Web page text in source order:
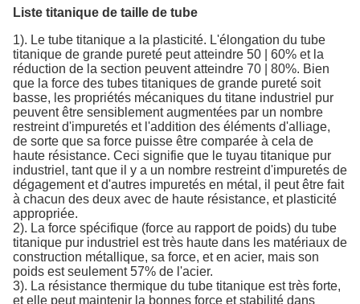
Liste titanique de taille de tube
1). Le tube titanique a la plasticité. L'élongation du tube
titanique de grande pureté peut atteindre 50 | 60% et la
réduction de la section peuvent atteindre 70 | 80%. Bien
que la force des tubes titaniques de grande pureté soit
basse, les propriétés mécaniques du titane industriel pur
peuvent être sensiblement augmentées par un nombre
restreint d'impuretés et l'addition des éléments d'alliage,
de sorte que sa force puisse être comparée à cela de
haute résistance. Ceci signifie que le tuyau titanique pur
industriel, tant que il y a un nombre restreint d'impuretés de
dégagement et d'autres impuretés en métal, il peut être fait
à chacun des deux avec de haute résistance, et plasticité
appropriée.
2). La force spécifique (force au rapport de poids) du tube
titanique pur industriel est très haute dans les matériaux de
construction métallique, sa force, et en acier, mais son
poids est seulement 57% de l'acier.
3). La résistance thermique du tube titanique est très forte,
et elle peut maintenir la bonnes force et stabilité dans